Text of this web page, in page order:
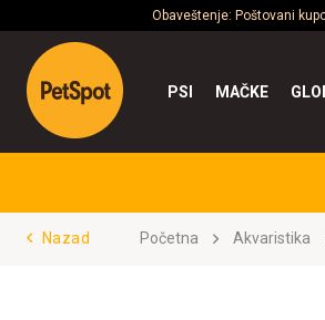
Obaveštenje: Poštovani
PSI MAČKE
Nazad Početna Akvaristika